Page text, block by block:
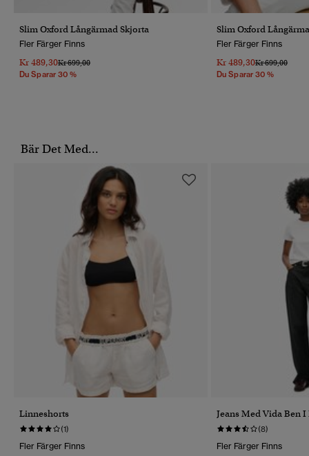
Slim Oxford Långärmad Skjorta
Fler Färger Finns
Kr 489,30Pris Reducerat Från
Kr 699,00Till
Du Sparar 30 %
Slim Oxford
Fler Färger Finns
Kr 489,30Pris Reducerat
Kr 699,00Till
Du Sparar 30 %
Bär Det Med...
Linneshorts
(1)
Fler Färger Finns
Jeans Med Vida Ben
(8)
Fler Färger Finns